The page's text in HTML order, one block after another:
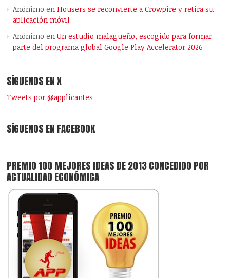
Anónimo enHousers se reconvierte a Crowpire y retira su
aplicación móvil
Anónimo enUn estudio malagueño, escogido para formar
parte del programa global Google Play Accelerator 2026
SÍGUENOS EN X
Tweets por @applicantes
SÍGUENOS EN FACEBOOK
PREMIO 100 MEJORES IDEAS DE 2013 CONCEDIDO POR
ACTUALIDAD ECONÓMICA